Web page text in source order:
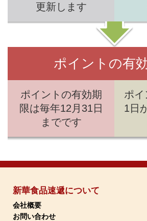
更新します
ポイントの有
ポイントの有効期
限は毎年12月31日
までです
ポイ
1日
新華食品速遞について
会社概要
お問い合わせ